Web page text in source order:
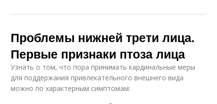
Проблемы нижней трети лица.
Первые признаки птоза лица
Узнать о том, что пора принимать кардинальные меры
для поддержания привлекательного внешнего вида
можно по характерным симптомам: